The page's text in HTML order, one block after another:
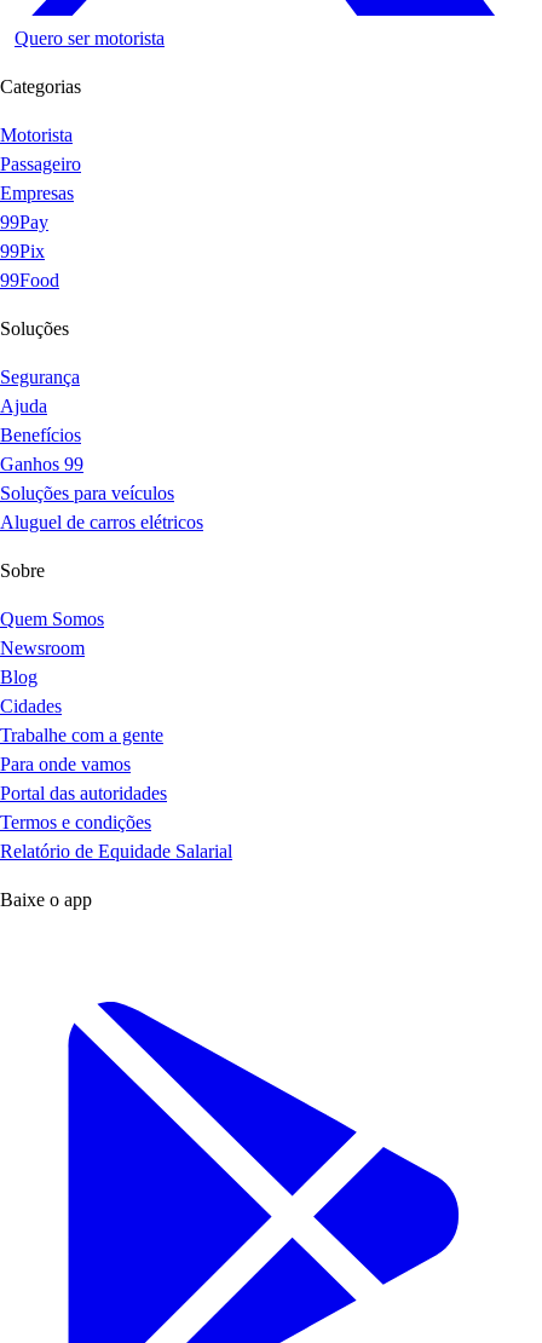
Quero ser motorista
Categorias
Motorista
Passageiro
Empresas
99Pay
99Pix
99Food
Soluções
Segurança
Ajuda
Benefícios
Ganhos 99
Soluções para veículos
Aluguel de carros elétricos
Sobre
Quem Somos
Newsroom
Blog
Cidades
Trabalhe com a gente
Para onde vamos
Portal das autoridades
Termos e condições
Relatório de Equidade Salarial
Baixe o app